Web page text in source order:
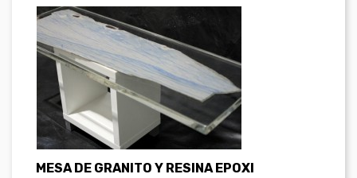
MESA DE GRANITO Y RESINA EPOXI